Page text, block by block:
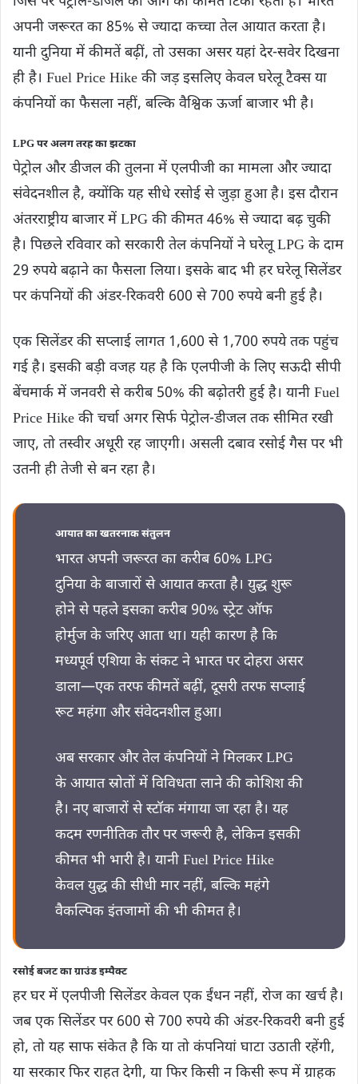
अपनी जरूरत का 85% से ज्यादा कच्चा तेल आयात करता है।
यानी दुनिया में कीमतें बढ़ीं, तो उसका असर यहां देर-सवेर दिखना
ही है। Fuel Price Hike की जड़ इसलिए केवल घरेलू टैक्स या
कंपनियों का फैसला नहीं, बल्कि वैश्विक ऊर्जा बाजार भी है।
LPG पर अलग तरह का झटका
पेट्रोल और डीजल की तुलना में एलपीजी का मामला और ज्यादा
संवेदनशील है, क्योंकि यह सीधे रसोई से जुड़ा हुआ है। इस दौरान
अंतरराष्ट्रीय बाजार में LPG की कीमत 46% से ज्यादा बढ़ चुकी
है। पिछले रविवार को सरकारी तेल कंपनियों ने घरेलू LPG के दाम
29 रुपये बढ़ाने का फैसला लिया। इसके बाद भी हर घरेलू सिलेंडर
पर कंपनियों की अंडर-रिकवरी 600 से 700 रुपये बनी हुई है।
एक सिलेंडर की सप्लाई लागत 1,600 से 1,700 रुपये तक पहुंच
गई है। इसकी बड़ी वजह यह है कि एलपीजी के लिए सऊदी सीपी
बेंचमार्क में जनवरी से करीब 50% की बढ़ोतरी हुई है। यानी Fuel
Price Hike की चर्चा अगर सिर्फ पेट्रोल-डीजल तक सीमित रखी
जाए, तो तस्वीर अधूरी रह जाएगी। असली दबाव रसोई गैस पर भी
उतनी ही तेजी से बन रहा है।
आयात का खतरनाक संतुलन
भारत अपनी जरूरत का करीब 60% LPG
दुनिया के बाजारों से आयात करता है। युद्ध शुरू
होने से पहले इसका करीब 90% स्ट्रेट ऑफ
होर्मुज के जरिए आता था। यही कारण है कि
मध्यपूर्व एशिया के संकट ने भारत पर दोहरा असर
डाला—एक तरफ कीमतें बढ़ीं, दूसरी तरफ सप्लाई
रूट महंगा और संवेदनशील हुआ।
अब सरकार और तेल कंपनियों ने मिलकर LPG
के आयात स्रोतों में विविधता लाने की कोशिश की
है। नए बाजारों से स्टॉक मंगाया जा रहा है। यह
कदम रणनीतिक तौर पर जरूरी है, लेकिन इसकी
कीमत भी भारी है। यानी Fuel Price Hike
केवल युद्ध की सीधी मार नहीं, बल्कि महंगे
वैकल्पिक इंतजामों की भी कीमत है।
रसोई बजट का ग्राउंड इम्पैक्ट
हर घर में एलपीजी सिलेंडर केवल एक ईंधन नहीं, रोज का खर्च है।
जब एक सिलेंडर पर 600 से 700 रुपये की अंडर-रिकवरी बनी हुई
हो, तो यह साफ संकेत है कि या तो कंपनियां घाटा उठाती रहेंगी,
या सरकार फिर राहत देगी, या फिर किसी न किसी रूप में ग्राहक